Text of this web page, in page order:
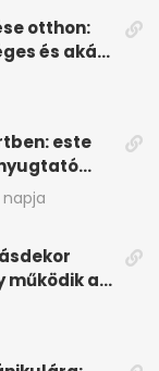
otthon:
és akár
este
napja
működik a
trend